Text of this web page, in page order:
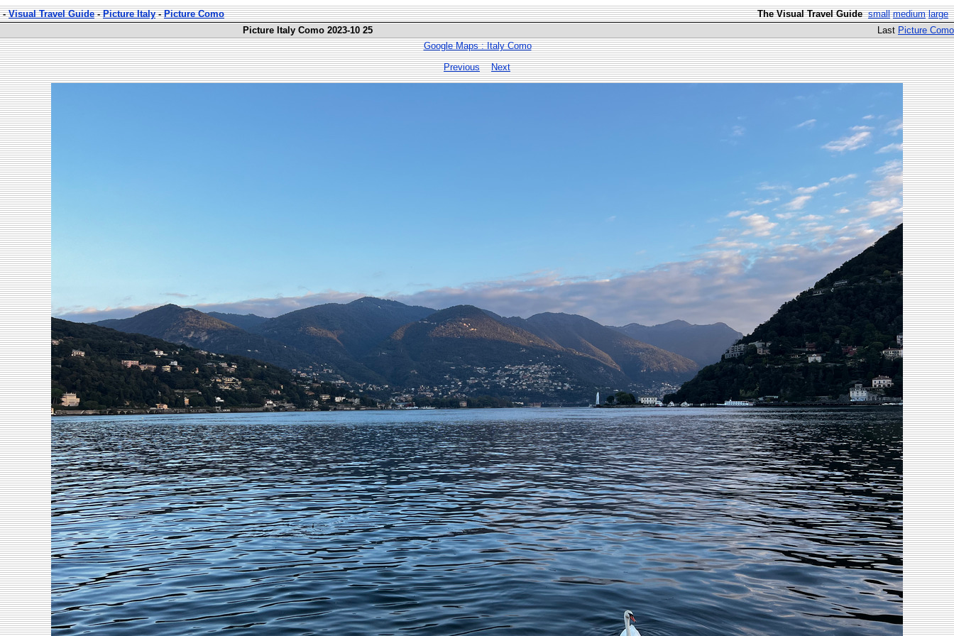
-Visual Travel Guide-Picture Italy-Picture Como The Visual Travel Guide small medium large
Picture Italy Como 2023-10 25
Last Picture Como
Google Maps : Italy Como
Previous
Next